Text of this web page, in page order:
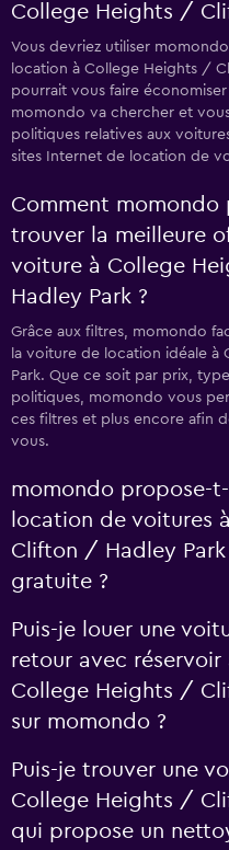
College Heights /
Vous devriez utiliser
location à College Heights /
pourrait vous faire
momondo va chercher et
politiques relatives aux
sites Internet de location de
Comment momondo
trouver la meilleure
voiture à College
Hadley Park ?
Grâce aux filtres, momondo
la voiture de location idéale
Park. Que ce soit par prix,
politiques, momondo vous
ces filtres et plus encore afin
vous.
momondo propose-
location de voitures
Clifton / Hadley
gratuite ?
Puis-je louer une
retour avec réservoir
College Heights /
sur momondo ?
Puis-je trouver une
College Heights /
qui propose un